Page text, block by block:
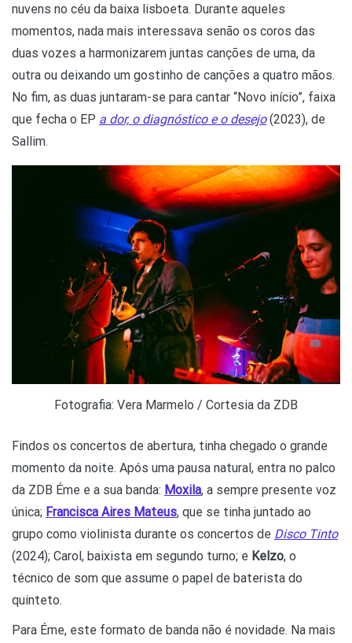
nuvens no céu da baixa lisboeta. Durante aqueles
momentos, nada mais interessava senão os coros das
duas vozes a harmonizarem juntas canções de uma, da
outra ou deixando um gostinho de canções a quatro mãos.
No fim, as duas juntaram-se para cantar “Novo início”, faixa
que fecha o EP a dor, o diagnóstico e o desejo(2023), de
Sallim.
Fotografia: Vera Marmelo / Cortesia da ZDB
Findos os concertos de abertura, tinha chegado o grande
momento da noite. Após uma pausa natural, entra no palco
da ZDB Éme e a sua banda: Moxila, a sempre presente voz
única; Francisca Aires Mateus, que se tinha juntado ao
grupo como violinista durante os concertos de Disco Tinto
(2024); Carol, baixista em segundo turno; e Kelzo, o
técnico de som que assume o papel de baterista do
quinteto.
Para Éme, este formato de banda não é novidade. Na mais